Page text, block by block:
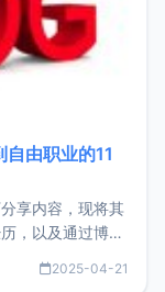
由职业的11
享内容，现将其
，以及通过博客
状。自我介绍大
2025-04-21